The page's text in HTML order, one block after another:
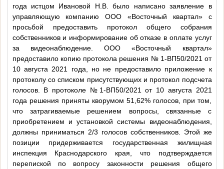
года истцом Ивановой Н.В. было написано заявление в
управляющую компанию ООО «Восточный квартал» с
просьбой предоставить протокол общего собрания
собственников и информирование об отказе в оплате услуг
за видеонаблюдение. ООО «Восточный квартал»
предоставило копию протокола решения № 1-ВП50/2021 от
10 августа 2021 года, но не предоставило приложение к
протоколу со списком присутствующих и протокол подсчета
голосов. В протоколе №1-ВП50/2021 от 10 августа 2021
года решения приняты кворумом 51,62% голосов, при том,
что затрагиваемые решением вопросы, связанные с
приобретением и установкой системы видеонаблюдения,
должны приниматься 2/3 голосов собственников. Этой же
позиции придерживается государственная жилищная
инспекция Краснодарского края, что подтверждается
перепиской по вопросу законности решения общего